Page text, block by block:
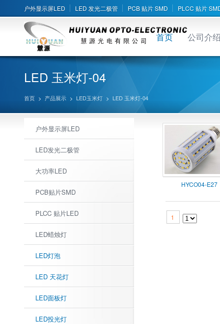
户外显示屏LED LED 发光二极管 PCB 贴片 SMD PLCC 贴片
首页 公司介
LED 玉米灯-04
首页 > 产品展示 > LED玉米灯 > LED 玉米灯-04
户外显示屏LED
LED发光二极管
大功率LED
PCB贴片SMD
PLCC 贴片LED
LED蜡烛灯
LED灯泡
LED 天花灯
LED面板灯
LED投光灯
HYCO04-E27
1